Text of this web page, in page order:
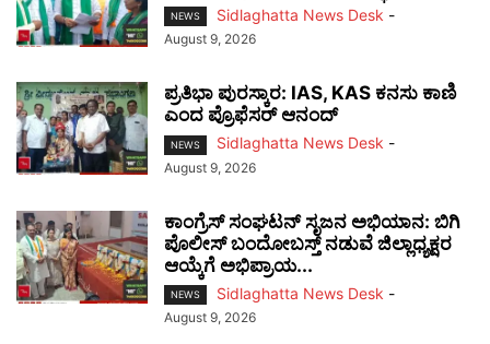
NEWS Sidlaghatta News Desk -
August 9, 2026
ಪ್ರತಿಭಾ ಪುರಸ್ಕಾರ: IAS, KAS ಕನಸು ಕಾಣಿ
ಎಂದ ಪ್ರೊಫೆಸರ್ ಆನಂದ್
NEWS Sidlaghatta News Desk -
August 9, 2026
ಕಾಂಗ್ರೆಸ್ ಸಂಘಟನ್ ಸೃಜನ ಅಭಿಯಾನ: ಬಿಗಿ
ಪೊಲೀಸ್ ಬಂದೋಬಸ್ತ್ ನಡುವೆ ಜಿಲ್ಲಾಧ್ಯಕ್ಷರ
ಆಯ್ಕೆಗೆ ಅಭಿಪ್ರಾಯ...
NEWS Sidlaghatta News Desk -
August 9, 2026